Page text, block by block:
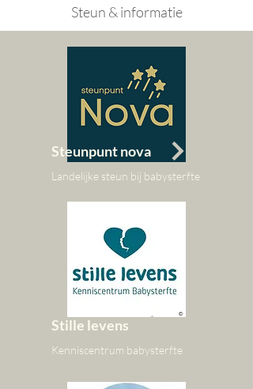
Steun & informatie
Steunpunt nova
Landelijke steun bij babysterfte
Stille levens
Kenniscentrum babysterfte